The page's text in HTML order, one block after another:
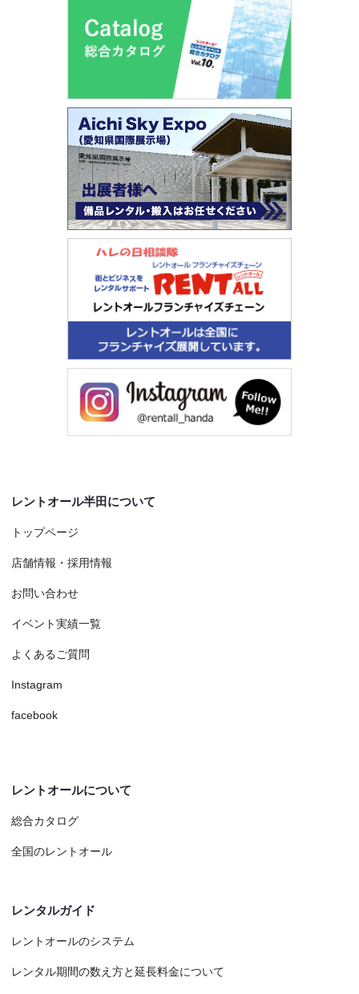
レントオール半田について
トップページ
店舗情報・採用情報
お問い合わせ
イベント実績一覧
よくあるご質問
Instagram
facebook
レントオールについて
総合カタログ
全国のレントオール
レンタルガイド
レントオールのシステム
レンタル期間の数え方と延長料金について